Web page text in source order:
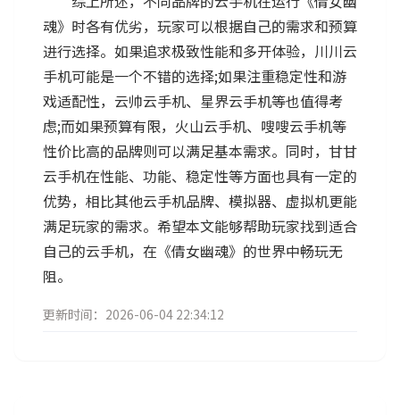
魂》时各有优劣，玩家可以根据自己的需求和预算
进行选择。如果追求极致性能和多开体验，川川云
手机可能是一个不错的选择;如果注重稳定性和游
戏适配性，云帅云手机、星界云手机等也值得考
虑;而如果预算有限，火山云手机、嗖嗖云手机等
性价比高的品牌则可以满足基本需求。同时，甘甘
云手机在性能、功能、稳定性等方面也具有一定的
优势，相比其他云手机品牌、模拟器、虚拟机更能
满足玩家的需求。希望本文能够帮助玩家找到适合
自己的云手机，在《倩女幽魂》的世界中畅玩无
阻。
更新时间：2026-06-04 22:34:12